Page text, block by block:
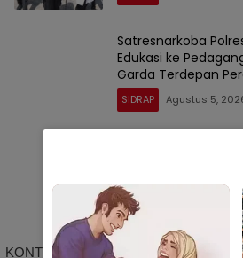
Satresnarkoba
Edukasi ke
Garda Terdepan
SIDRAP Agustus 5,
Kapolres Sidrap
Tegaskan Tak Ada
Penyalahgunaan
SIDRAP Agustus 5,